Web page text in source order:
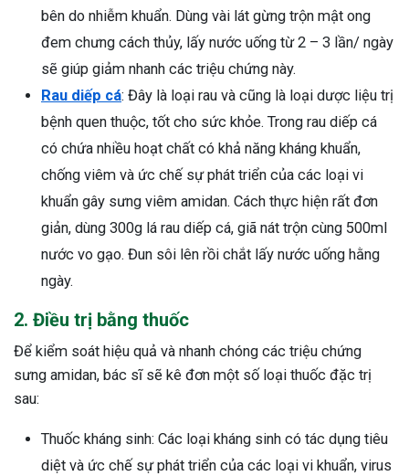
bên do nhiễm khuẩn. Dùng vài lát gừng trộn mật ong
đem chưng cách thủy, lấy nước uống từ 2 – 3 lần/ ngày
sẽ giúp giảm nhanh các triệu chứng này.
Rau diếp cá: Đây là loại rau và cũng là loại dược liệu trị
bệnh quen thuộc, tốt cho sức khỏe. Trong rau diếp cá
có chứa nhiều hoạt chất có khả năng kháng khuẩn,
chống viêm và ức chế sự phát triển của các loại vi
khuẩn gây sưng viêm amidan. Cách thực hiện rất đơn
giản, dùng 300g lá rau diếp cá, giã nát trộn cùng 500ml
nước vo gạo. Đun sôi lên rồi chắt lấy nước uống hằng
ngày.
2. Điều trị bằng thuốc
Để kiểm soát hiệu quả và nhanh chóng các triệu chứng
sưng amidan, bác sĩ sẽ kê đơn một số loại thuốc đặc trị
sau:
Thuốc kháng sinh: Các loại kháng sinh có tác dụng tiêu
diệt và ức chế sự phát triển của các loại vi khuẩn, virus